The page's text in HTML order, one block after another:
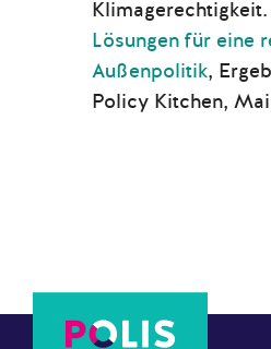
Klimagerechtigkeit.
Lösungen für eine
Außenpolitik,
Policy Kitchen, Mai